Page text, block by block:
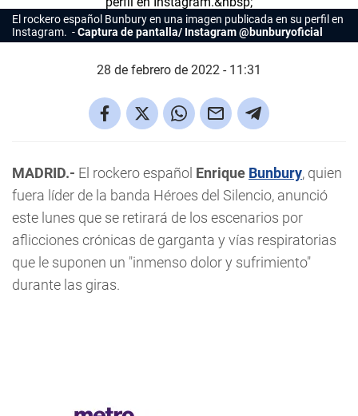
El rockero español Bunburyen una imagen publicada en su perfil en
Instagram.
Captura de pantalla/ Instagram @bunburyoficial
28 de febrero de 2022 - 11:31
MADRID.- El rockero español Enrique Bunbury, quien
fuera líder de la banda Héroes del Silencio, anunció
este lunes que se retirará de los escenarios por
aflicciones crónicas de garganta y vías respiratorias
que le suponen un "inmenso dolor y sufrimiento"
durante las giras.